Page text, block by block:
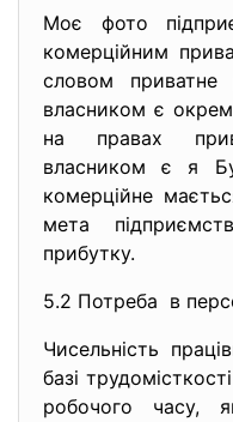
Моє фото
комерційним
словом
власником є
на правах
власником є я
комерційне
мета
прибутку.
5.2 Потреба в
Чисельність
базі
робочого часу,